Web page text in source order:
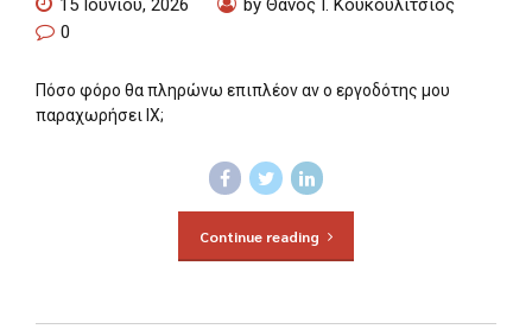
15 Ιουνίου, 2026
by Θάνος Ι. Κουκουλίτσιος
0
Πόσο φόρο θα πληρώνω επιπλέον αν ο εργοδότης μου
παραχωρήσει ΙΧ;
Continue reading